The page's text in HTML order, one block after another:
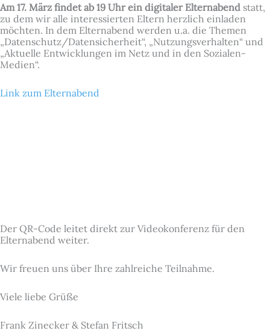
Am 17. März findet ab 19 Uhr ein digitaler Elternabend statt,
zu dem wir alle interessierten Eltern herzlich einladen
möchten. In dem Elternabend werden u.a. die Themen
„Datenschutz/Datensicherheit“, „Nutzungsverhalten“ und
„Aktuelle Entwicklungen im Netz und in den Sozialen-
Medien“.
Link zum Elternabend
Der QR-Code leitet direkt zur Videokonferenz für den
Elternabend weiter.
Wir freuen uns über Ihre zahlreiche Teilnahme.
Viele liebe Grüße
Frank Zinecker & Stefan Fritsch